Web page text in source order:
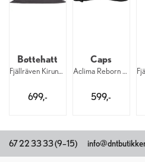
Bøttehatt
Fjällräven Kiruna Hat 030
699,-
Caps
Aclima Reborn Caps 276
599,-
67 22 33 33 (9–15)